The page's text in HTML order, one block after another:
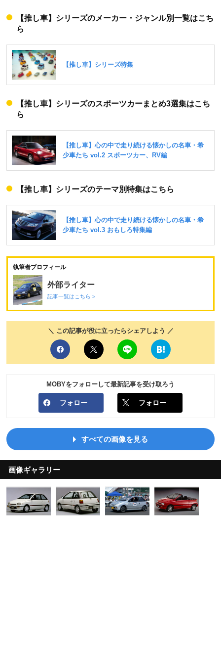
【推し車】シリーズのメーカー・ジャンル別一覧はこち
ら
【推し車】シリーズのスポーツカーまとめ3選集はこち
ら
【推し車】シリーズのテーマ別特集はこちら
執筆者プロフィール
外部ライター
記事一覧はこちら >
＼ この記事が役に立ったらシェアしよう ／
MOBYをフォローして最新記事を受け取ろう
フォロー フォロー
すべての画像を見る
画像ギャラリー